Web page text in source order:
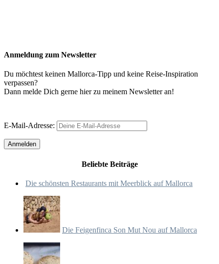
Anmeldung zum Newsletter
Du möchtest keinen Mallorca-Tipp und keine Reise-Inspiration
verpassen?
Dann melde Dich gerne hier zu meinem Newsletter an!
E-Mail-Adresse:
Beliebte Beiträge
Die schönsten Restaurants mit Meerblick auf Mallorca
Die Feigenfinca Son Mut Nou auf Mallorca